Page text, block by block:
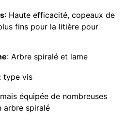
: Haute efficacité, copeaux de
fins pour la litière pour
: Arbre spiralé et lame
type vis
équipée de nombreuses
arbre spiralé